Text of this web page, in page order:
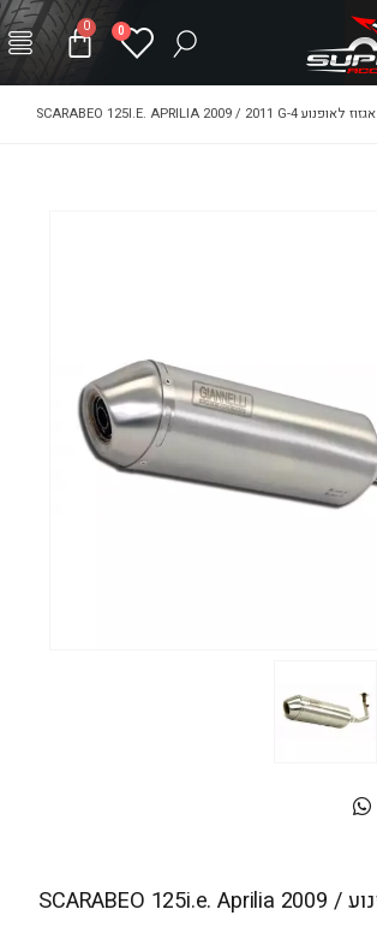
0
0
אגזוז לאופנוע SCARABEO 125I.E. APRILIA 2009 / 2011 G-4
אגזוז לאופנוע SCARABEO 125i.e. Aprilia 2009 /